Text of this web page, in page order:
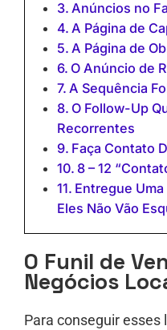
Anúncios no
A Página de
A Página de
O Anúncio de
A Sequência
O Follow-Up
Recorrentes
Faça Contato
8 – 12
Entregue
Eles Não Vão
O Funil de
Negócios
Para conseguir esses